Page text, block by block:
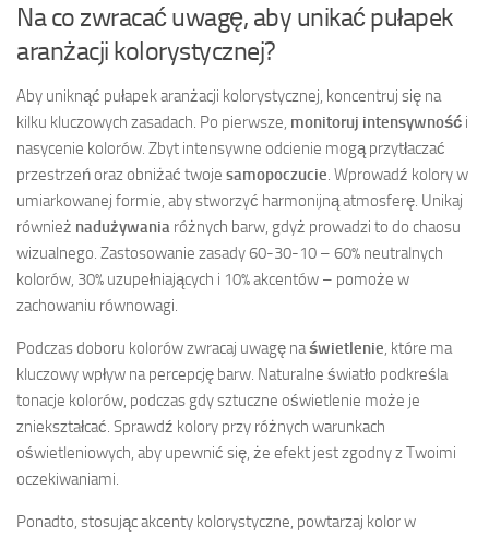
Na co zwracać uwagę, aby unikać pułapek
aranżacji kolorystycznej?
Aby uniknąć pułapek aranżacji kolorystycznej, koncentruj się na
kilku kluczowych zasadach. Po pierwsze, monitoruj intensywność i
nasycenie kolorów. Zbyt intensywne odcienie mogą przytłaczać
przestrzeń oraz obniżać twoje samopoczucie. Wprowadź kolory w
umiarkowanej formie, aby stworzyć harmonijną atmosferę. Unikaj
również nadużywania różnych barw, gdyż prowadzi to do chaosu
wizualnego. Zastosowanie zasady 60-30-10 – 60% neutralnych
kolorów, 30% uzupełniających i 10% akcentów – pomoże w
zachowaniu równowagi.
Podczas doboru kolorów zwracaj uwagę naświetlenie, które ma
kluczowy wpływ na percepcję barw. Naturalne światło podkreśla
tonacje kolorów, podczas gdy sztuczne oświetlenie może je
zniekształcać. Sprawdź kolory przy różnych warunkach
oświetleniowych, aby upewnić się, że efekt jest zgodny z Twoimi
oczekiwaniami.
Ponadto, stosując akcenty kolorystyczne, powtarzaj kolor w